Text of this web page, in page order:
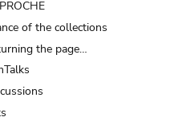
of the collections
the page…